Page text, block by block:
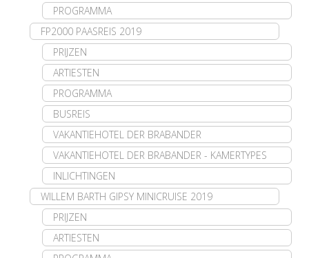
PROGRAMMA
FP2000 PAASREIS 2019
PRIJZEN
ARTIESTEN
PROGRAMMA
BUSREIS
VAKANTIEHOTEL DER BRABANDER
VAKANTIEHOTEL DER BRABANDER - KAMERTYPES
INLICHTINGEN
WILLEM BARTH GIPSY MINICRUISE 2019
PRIJZEN
ARTIESTEN